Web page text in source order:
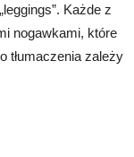
Każde z
nogawkami, które
tłumaczenia zależy